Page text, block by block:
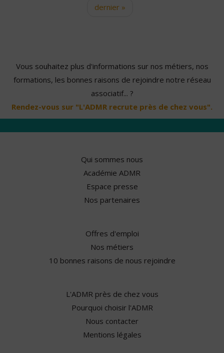
dernier »
Vous souhaitez plus d'informations sur nos métiers, nos
formations, les bonnes raisons de rejoindre notre réseau
associatif... ?
Rendez-vous sur "L'ADMR recrute près de chez vous".
Qui sommes nous
Académie ADMR
Espace presse
Nos partenaires
Offres d'emploi
Nos métiers
10 bonnes raisons de nous rejoindre
L'ADMR près de chez vous
Pourquoi choisir l'ADMR
Nous contacter
Mentions légales